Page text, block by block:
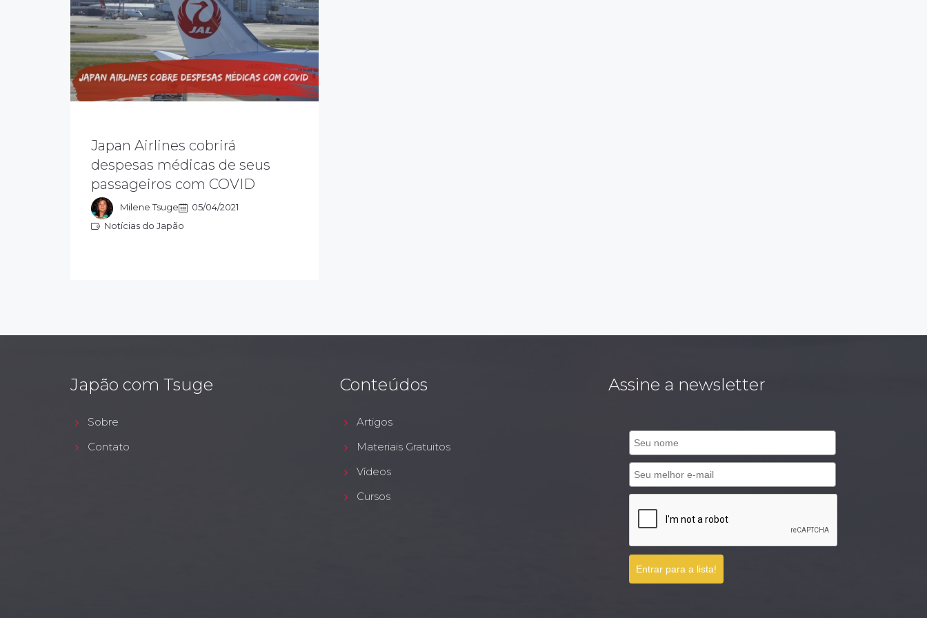
Japan Airlines cobrirá
despesas médicas de seus
passageiros com COVID
Milene Tsuge
05/04/2021
Notícias do Japão
oferecendo um serviço para cobrir as
despesas de seus passageiros
internacionais com testes, tratamento
e quarentena, que tenham se
infectado com COVID-19 no exterior
Japão com Tsuge
Sobre
Contato
Conteúdos
Artigos
Materiais Gratuitos
Vídeos
Cursos
Assine a newsletter
Entrar para a lista!